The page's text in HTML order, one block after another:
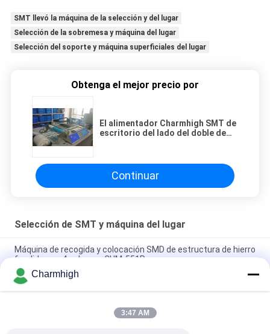
SMT llevó la máquina de la selección y del lugar
Selección de la sobremesa y máquina del lugar
Selección del soporte y máquina superficiales del lugar
Obtenga el mejor precio por
El alimentador Charmhigh SMT de
escritorio del lado del doble de
Continuar
Selección de SMT y máquina del lugar
Máquina de recogida y colocación SMD de estructura de hierro
fundido con 4 cabezas CHM-551P
Máquina de colocación y recogida SMT TC06 de diseño
estrecho y alta precisión, 6 cabezales, compatible con 01005
La máquina de montaje de chips SMT para fabricación de
Charmhigh
3:47 AM